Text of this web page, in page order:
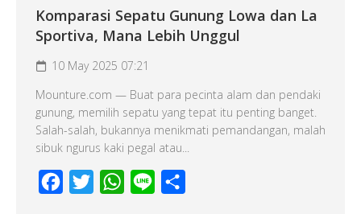
Komparasi Sepatu Gunung Lowa dan La
Sportiva, Mana Lebih Unggul
10 May 2025 07:21
Mounture.com — Buat para pecinta alam dan pendaki
gunung, memilih sepatu yang tepat itu penting banget.
Salah-salah, bukannya menikmati pemandangan, malah
sibuk ngurus kaki pegal atau...
Facebook
Twitter WhatsApp
Line